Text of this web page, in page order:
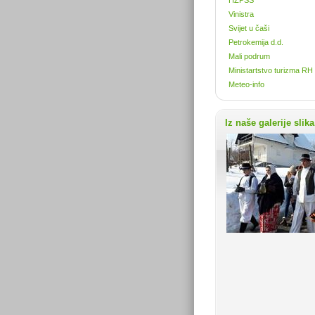
Vinistra
Svijet u čaši
Petrokemija d.d.
Mali podrum
Ministartstvo turizma RH
Meteo-info
Iz naše galerije